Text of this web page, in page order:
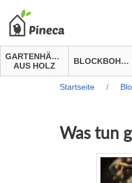
GARTENHÄUSER
AUS HOLZ
BLOCKBOHLENHÄUSER
Startseite /
Was tun